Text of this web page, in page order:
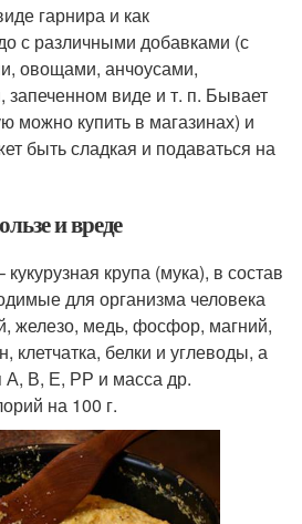
гарнира и как
с различными добавками (с
овощами, анчоусами,
виде и т. п. Бывает
можно купить в магазинах) и
быть сладкая и подаваться на
и вреде
крупа (мука), в состав
для организма человека
железо, медь, фосфор, магний,
клетчатка, белки и углеводы, а
А, В, Е, РР и масса др.
на 100 г.